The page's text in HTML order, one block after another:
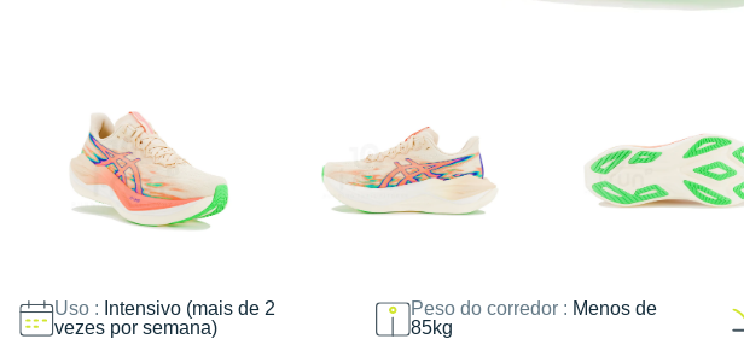
Uso : Intensivo (mais de 2
vezes por semana)
Peso do corredor : Menos de
85kg